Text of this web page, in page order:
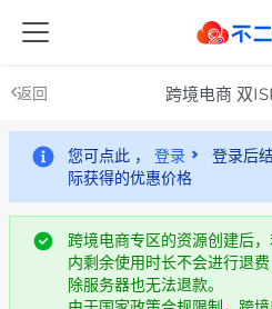
返回 跨境电商 双
您可点此 ， 登录
登录后
际获得的优惠价格
跨境电商专区的资源创建后
内剩余使用时长不会进行退
除服务器也无法退款。